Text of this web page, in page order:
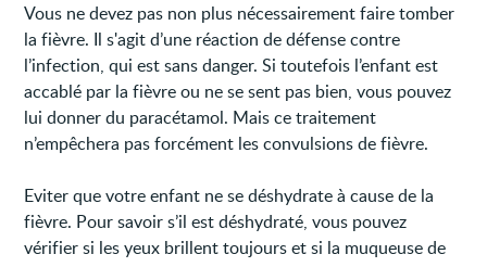
Vous ne devez pas non plus nécessairement faire tomber
la fièvre. Il s'agit d’une réaction de défense contre
l’infection, qui est sans danger. Si toutefois l’enfant est
accablé par la fièvre ou ne se sent pas bien, vous pouvez
lui donner du paracétamol. Mais ce traitement
n’empêchera pas forcément les convulsions de fièvre.
Eviter que votre enfant ne se déshydrate à cause de la
fièvre. Pour savoir s’il est déshydraté, vous pouvez
vérifier si les yeux brillent toujours et si la muqueuse de